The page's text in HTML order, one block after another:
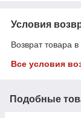
Условия
Возврат товара
Все условия
Подобные